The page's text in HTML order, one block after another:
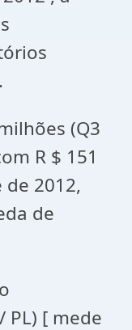
(Q3
R $ 151
2012,
de
PL) [ mede